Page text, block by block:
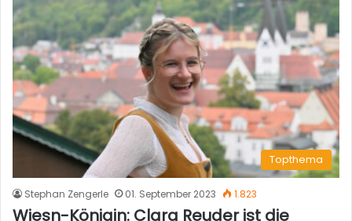
Topthema
Stephan Zengerle 01. September 2023 1.823
Wiesn-Königin: Clara Reuder ist die